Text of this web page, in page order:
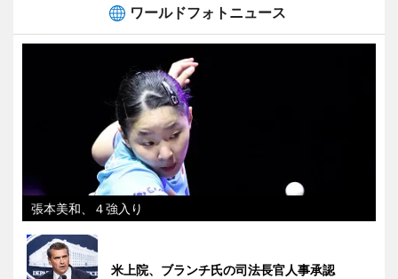
ワールドフォトニュース
張本美和、４強入り
米上院、ブランチ氏の司法長官人事承認